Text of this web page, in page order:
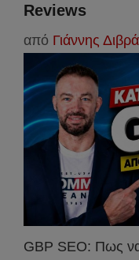
Reviews
από Γιάννης
GBP SEO: Πως να